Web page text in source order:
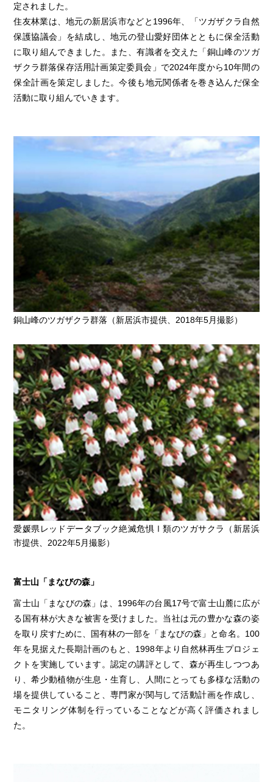
定されました。
住友林業は、地元の新居浜市などと1996年、「ツガザクラ自然
保護協議会」を結成し、地元の登山愛好団体とともに保全活動
に取り組んできました。また、有識者を交えた「銅山峰のツガ
ザクラ群落保存活用計画策定委員会」で2024年度から10年間の
保全計画を策定しました。今後も地元関係者を巻き込んだ保全
活動に取り組んでいきます。
銅山峰のツガザクラ群落（新居浜市提供、2018年5月撮影）
愛媛県レッドデータブック絶滅危惧Ⅰ類のツガサクラ（新居浜
市提供、2022年5月撮影）
富士山「まなびの森」
富士山「まなびの森」は、1996年の台風17号で富士山麓に広が
る国有林が大きな被害を受けました。当社は元の豊かな森の姿
を取り戻すために、国有林の一部を「まなびの森」と命名。100
年を見据えた長期計画のもと、1998年より自然林再生プロジェ
クトを実施しています。認定の講評として、森が再生しつつあ
り、希少動植物が生息・生育し、人間にとっても多様な活動の
場を提供していること、専門家が関与して活動計画を作成し、
モニタリング体制を行っていることなどが高く評価されまし
た。